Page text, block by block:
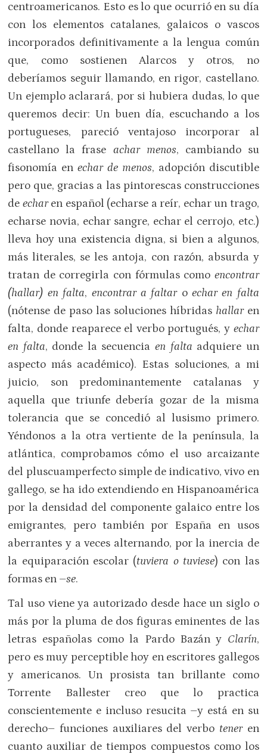
centroamericanos. Esto es lo que ocurrió en su día
con los elementos catalanes, galaicos o vascos
incorporados definitivamente a la lengua común
que, como sostienen Alarcos y otros, no
deberíamos seguir llamando, en rigor, castellano.
Un ejemplo aclarará, por si hubiera dudas, lo que
queremos decir: Un buen día, escuchando a los
portugueses, pareció ventajoso incorporar al
castellano la frase achar menos, cambiando su
fisonomía enechar de menos, adopción discutible
pero que, gracias a las pintorescas construcciones
de echaren español (echarse a reír, echar un trago,
echarse novia, echar sangre, echar el cerrojo, etc.)
lleva hoy una existencia digna, si bien a algunos,
más literales, se les antoja, con razón, absurda y
tratan de corregirla con fórmulas como encontrar
(hallar) en falta, encontrar a faltaro echar en falta
(nótense de paso las soluciones híbridas hallar en
falta, donde reaparece el verbo portugués, y echar
en falta, donde la secuenciaen falta adquiere un
aspecto más académico). Estas soluciones, a mi
juicio, son predominantemente catalanas y
aquella que triunfe debería gozar de la misma
tolerancia que se concedió al lusismo primero.
Yéndonos a la otra vertiente de la península, la
atlántica, comprobamos cómo el uso arcaizante
del pluscuamperfecto simple de indicativo, vivo en
gallego, se ha ido extendiendo en Hispanoamérica
por la densidad del componente galaico entre los
emigrantes, pero también por España en usos
aberrantes y a veces alternando, por la inercia de
la equiparación escolar (tuviera o tuviese) con las
formas en –se.
Tal uso viene ya autorizado desde hace un siglo o
más por la pluma de dos figuras eminentes de las
letras españolas como la Pardo Bazán y Clarín,
pero es muy perceptible hoy en escritores gallegos
y americanos. Un prosista tan brillante como
Torrente Ballester creo que lo practica
conscientemente e incluso resucita –y está en su
derecho– funciones auxiliares del verbo teneren
cuanto auxiliar de tiempos compuestos como los